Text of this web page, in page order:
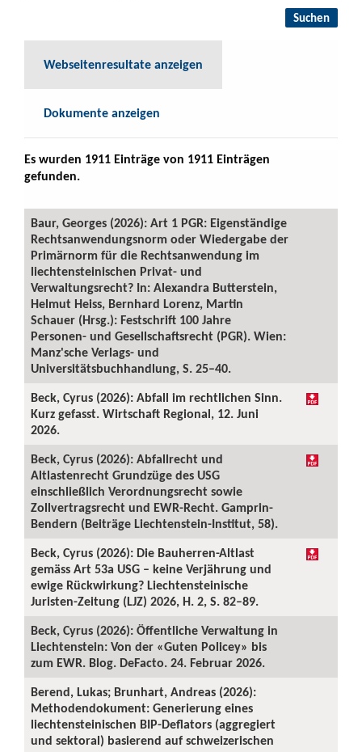
Webseitenresultate anzeigen
Dokumente anzeigen
Es wurden 1911 Einträge von 1911 Einträgen
gefunden.
Baur, Georges (2026): Art 1 PGR: Eigenständige
Rechtsanwendungsnorm oder Wiedergabe der
Primärnorm für die Rechtsanwendung im
liechtensteinischen Privat- und
Verwaltungsrecht? In: Alexandra Butterstein,
Helmut Heiss, Bernhard Lorenz, Martin
Schauer (Hrsg.): Festschrift 100 Jahre
Personen- und Gesellschaftsrecht (PGR). Wien:
Manz'sche Verlags- und
Universitätsbuchhandlung, S. 25–40.
Beck, Cyrus (2026): Abfall im rechtlichen Sinn.
Kurz gefasst. Wirtschaft Regional, 12. Juni
2026.
Beck, Cyrus (2026): Abfallrecht und
Altlastenrecht Grundzüge des USG
einschließlich Verordnungsrecht sowie
Zollvertragsrecht und EWR-Recht. Gamprin-
Bendern (Beiträge Liechtenstein-Institut, 58).
Beck, Cyrus (2026): Die Bauherren-Altlast
gemäss Art 53a USG – keine Verjährung und
ewige Rückwirkung? Liechtensteinische
Juristen-Zeitung (LJZ) 2026, H. 2, S. 82–89.
Beck, Cyrus (2026): Öffentliche Verwaltung in
Liechtenstein: Von der «Guten Policey» bis
zum EWR. Blog. DeFacto. 24. Februar 2026.
Berend, Lukas; Brunhart, Andreas (2026):
Methodendokument: Generierung eines
liechtensteinischen BIP-Deflators (aggregiert
und sektoral) basierend auf schweizerischen